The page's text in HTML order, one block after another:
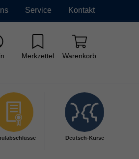
Service Kontakt
Merkzettel Warenkorb
Deutsch-Kurse